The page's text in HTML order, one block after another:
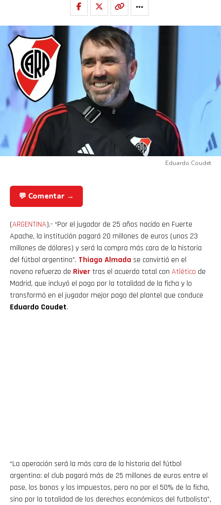
Eduardo Coudet
💬 Comentar →
(ARGENTINA).- “Por el jugador de 25 años nacido en Fuerte
Apache, la institución pagará 20 millones de euros (unos 23
millones de dólares) y será la compra más cara de la historia
del fútbol argentino”. Thiago Almada se convirtió en el
noveno refuerzo de Rivertras el acuerdo total con Atlético de
Madrid, que incluyó el pago por la totalidad de la ficha y lo
transformó en el jugador mejor pago del plantel que conduce
Eduardo Coudet.
“La operación será la más cara de la historia del fútbol
argentino: el club pagará más de 25 millones de euros entre el
pase, los bonos y los impuestos, pero no por el 50% de la ficha,
sino por la totalidad de los derechos económicos del futbolista”,